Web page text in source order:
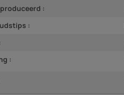
:
:
: